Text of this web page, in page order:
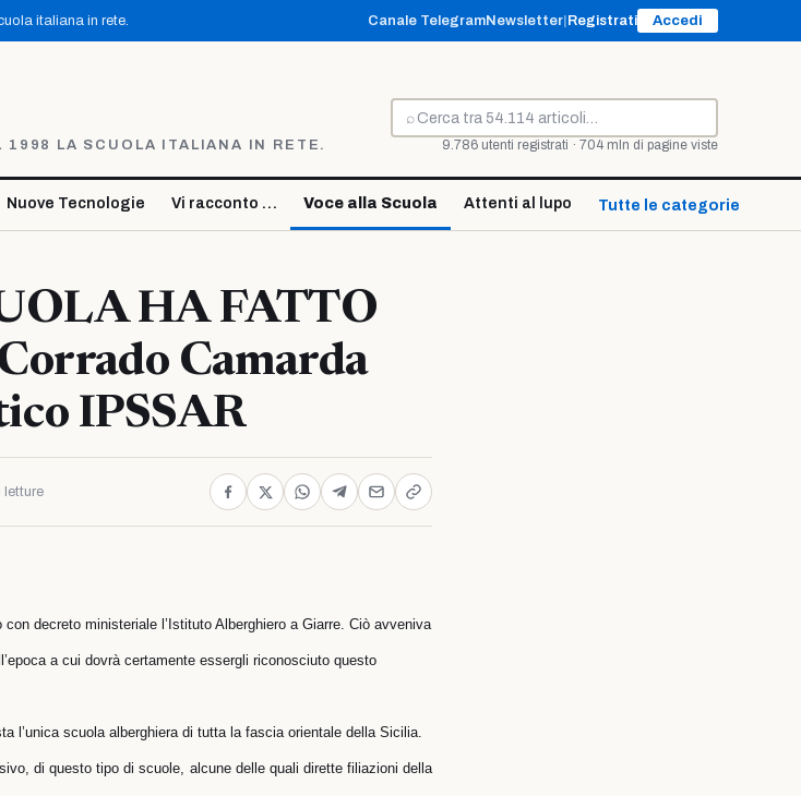
italiana in rete. Canale TelegramNewsletter Registrati Accedi
1998 LA SCUOLA ITALIANA IN RETE.
⌕
Cerca
9.786 utenti registrati · 704 mln di pagine viste
Nuove Tecnologie Vi racconto … Voce alla Scuola Attenti al lupo Tutte le categorie ↓
HA FATTO
Camarda
IPSSAR
letture
decreto ministeriale l’Istituto Alberghiero a Giarre. Ciò avveniva
a cui dovrà certamente essergli riconosciuto questo
l’unica scuola alberghiera di tutta la fascia orientale della Sicilia.
di questo tipo di scuole, alcune delle quali dirette filiazioni della